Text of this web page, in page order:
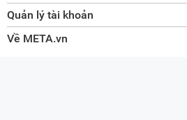
Quản lý tài khoản
Thay đổi thông tin
Về META.vn